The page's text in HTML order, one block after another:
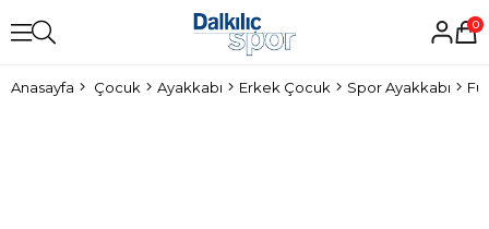
0
Anasayfa Çocuk Ayakkabı Erkek Çocuk Spor Ayakkabı